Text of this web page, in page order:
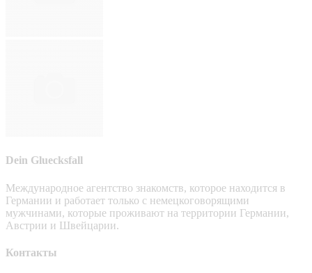
Dein Gluecksfall
Международное агентство знакомств, которое находится в
Германии и работает только с немецкоговорящими
мужчинами, которые проживают на территории Германии,
Австрии и Швейцарии.
Контакты